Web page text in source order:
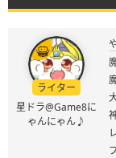
ライター
星ドラ@Game8に
ゃんにゃん♪